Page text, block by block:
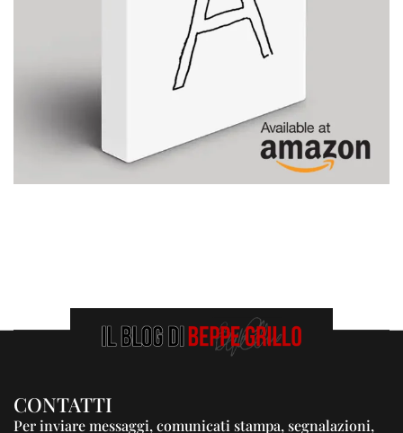
CONTATTI
Per inviare messaggi, comunicati stampa, segnalazioni,